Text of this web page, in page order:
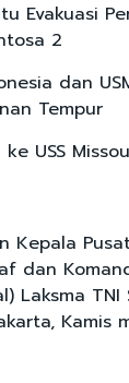
Evakuasi
2
dan
Tempur
USS
Kepala
dan
Laksma TNI
Kamis